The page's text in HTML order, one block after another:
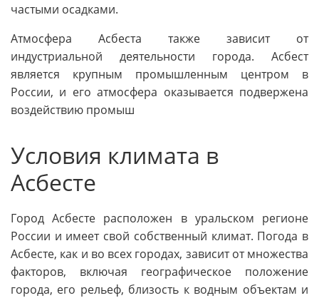
частыми осадками.
Атмосфера Асбеста также зависит от
индустриальной деятельности города. Асбест
является крупным промышленным центром в
России, и его атмосфера оказывается подвержена
воздействию промыш
Условия климата в
Асбесте
Город Асбесте расположен в уральском регионе
России и имеет свой собственный климат. Погода в
Асбесте, как и во всех городах, зависит от множества
факторов, включая географическое положение
города, его рельеф, близость к водным объектам и